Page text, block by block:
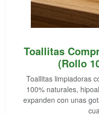
Toallitas
(Rollo
Toallitas limpiadoras
100% naturales,
expanden con unas